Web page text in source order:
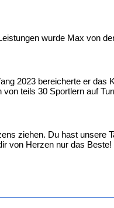
wurde Max von
2023 bereicherte er
teils 30 Sportlern auf
ziehen. Du hast unsere
von Herzen nur das